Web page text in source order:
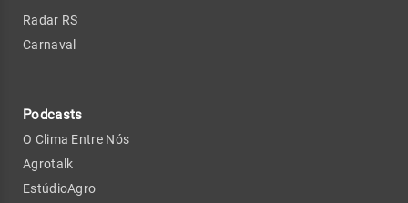
Radar RS
Carnaval
Podcasts
O Clima Entre Nós
Agrotalk
EstúdioAgro